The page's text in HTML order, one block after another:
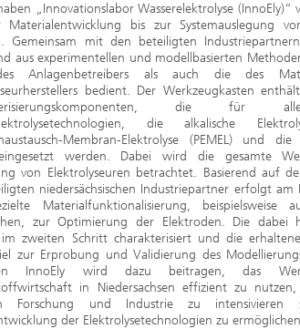
„Innovationslabor Wasserelektrolyse
bis zur Systemauslegung
Gemeinsam mit den beteiligten
aus experimentellen und modellbasierten
Anlagenbetreibers als auch die des
bedient. Der Werkzeugkasten
die für
die alkalische
Membran-Elektrolyse (PEMEL) und die
werden. Dabei wird die gesamte
von Elektrolyseuren betrachtet. Basierend auf
niedersächsischen Industriepartner erfolgt am
Materialfunktionalisierung, beispielsweise
zur Optimierung der Elektroden. Die dabei
zweiten Schritt charakterisiert und die
zur Erprobung und Validierung des
InnoEly wird dazu beitragen, das
in Niedersachsen effizient zu
Forschung und Industrie zu intensivieren
der Elektrolysetechnologien zu